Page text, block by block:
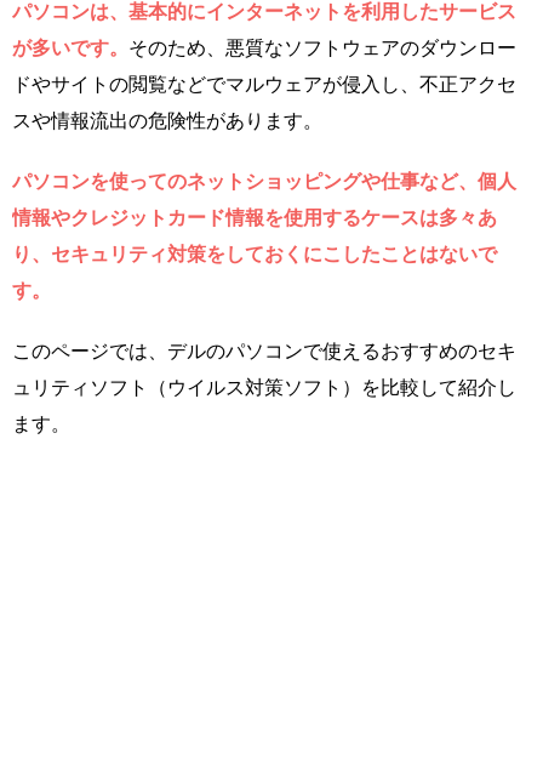
パソコンは、基本的にインターネットを利用したサービス
が多いです。 そのため、悪質なソフトウェアのダウンロー
ドやサイトの閲覧などでマルウェアが侵入し、不正アクセ
スや情報流出の危険性があります。
パソコンを使ってのネットショッピングや仕事など、個人
情報やクレジットカード情報を使用するケースは多々あ
り、セキュリティ対策をしておくにこしたことはないで
す。
このページでは、デルのパソコンで使えるおすすめのセキ
ュリティソフト（ウイルス対策ソフト）を比較して紹介し
ます。